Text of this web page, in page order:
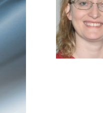
Clínica e
NEUROPSICLIN -
Pesquisa em